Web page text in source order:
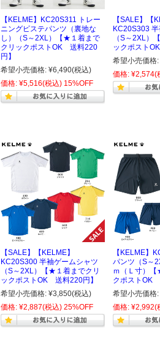
【KELME】KC20S311 トレー
ニングピステパンツ（裏地な
し）（S～2XL）【★１着まで
クリックポストOK 送料220
円】
希望小売価格: ¥6,490(税込)
価格: ¥5,516(税込) 15%OFF
【SALE】【
KC20S303
（S～2XL）
ックポスト
希望小売価格:
価格: ¥2,574(
【SALE】【KELME】
KC20S300 半袖ゲームシャツ
（S～2XL）【★１着までクリ
ックポストOK 送料220円】
希望小売価格: ¥3,850(税込)
価格: ¥2,887(税込) 25%OFF
【KELME】
パンツ（S～
ｍ（Ｌ寸）
クポストOK
希望小売価格:
価格: ¥2,992(